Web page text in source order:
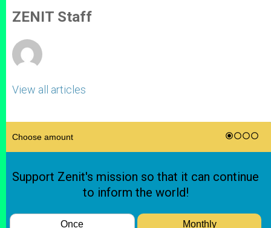
p
p
g
e
o
k
ZENIT Staff
View all articles